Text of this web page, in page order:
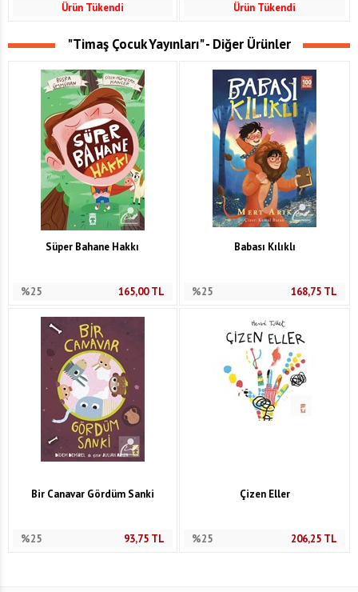
Ürün Tükendi Ürün Tükendi
"Timaş Çocuk Yayınları" - Diğer Ürünler
Süper Bahane Hakkı
%25 165,00TL
Babası Kılıklı
%25 168,75 TL
Bir Canavar Gördüm Sanki
%25 93,75TL
Çizen Eller
%25 206,25 TL